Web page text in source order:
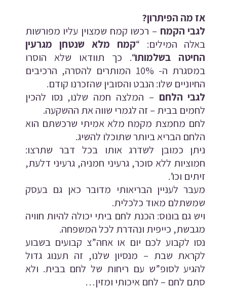
אז מה הפיתרון?
לגבי הקמח – רכשו קמח שמצוין עליו מפורשות
באלה המילים: “קמח מלא שנטחן מגרעין
החיטה בשלמותו“. כך תוודאו שלא הוסרו
במסגרת ה- 10% המותרים להסרה, הרכיבים
החיוניים שלו: הנבט והסובין שהזכרנו קודם.
לגבי הלחם – המלצה חמה שלנו, נסו להכין
לחמים בבית – זה לגמרי שווה את ההשקעה.
לחם מחמצת מקמח מלא אמיתי שרכשתם הוא
הלחם הבריא ביותר שתוכלו להשיג.
ניתן כמובן לשדרג אותו בכל דבר שתרצו:
חמוציות ללא סוכר, גרעיני חמניה, גרעיני דלעת,
זיתים וכו’.
מעבר לעניין הבריאותי מדובר כאן גם בעסק
שמשתלם מאוד כלכלית.
ויש גם בונוס: הכנת לחם ביתי יכולה להיות חוויה
מגבשת, כייפית ונהדרת לכל המשפחה.
נסו לקבוע לכם יום או אחה”צ קבועים בשבוע
לקראת שבת – מנסיון שלנו, זה תענוג גדול
להגיע לסופ”ש עם ריחות של לחם בבית. ולא
סתם לחם – לחם איכותי ומזין…